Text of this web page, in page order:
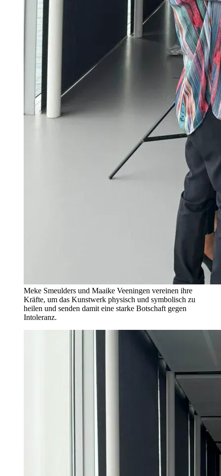
Meke Smeulders und Maaike Veeningen vereinen ihre
Kräfte, um das Kunstwerk physisch und symbolisch zu
heilen und senden damit eine starke Botschaft gegen
Intoleranz.